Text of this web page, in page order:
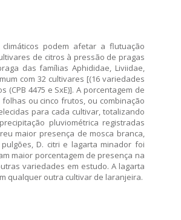
podem afetar a flutuação
de citros à pressão de pragas
das famílias Aphididae, Liviidae,
com 32 cultivares [(16 variedades
4475 e SxE)]. A porcentagem de
ou cinco frutos, ou combinação
para cada cultivar, totalizando
pluviométrica registradas
maior presença de mosca branca,
D. citri e lagarta minador foi
maior porcentagem de presença na
variedades em estudo. A lagarta
qualquer outra cultivar de laranjeira.